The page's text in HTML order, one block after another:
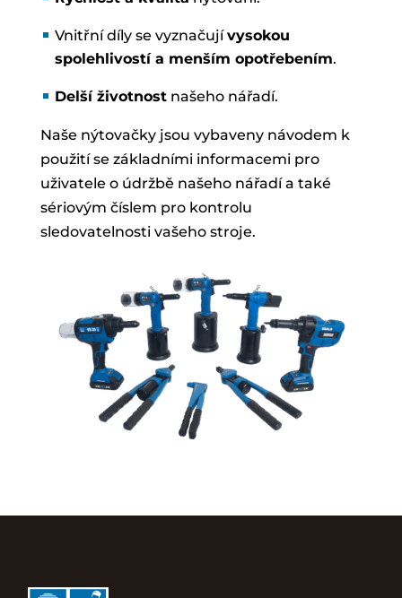
Vnitřní díly se vyznačujívysokou
spolehlivostí a menším opotřebením.
Delší životnostnašeho nářadí.
Naše nýtovačky jsou vybaveny návodem k
použití se základními informacemi pro
uživatele o údržbě našeho nářadí a také
sériovým číslem pro kontrolu
sledovatelnosti vašeho stroje.